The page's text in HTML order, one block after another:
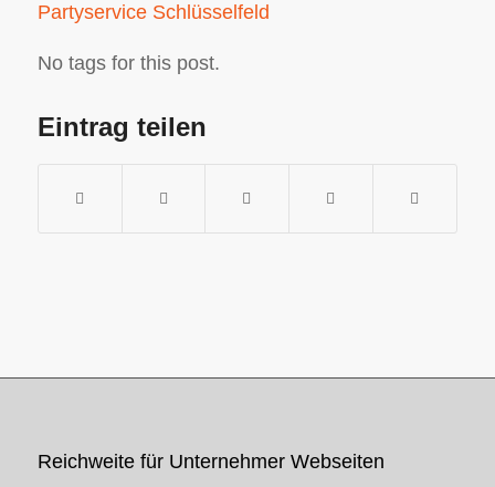
Partyservice Schlüsselfeld
No tags for this post.
Eintrag teilen
Reichweite für Unternehmer Webseiten